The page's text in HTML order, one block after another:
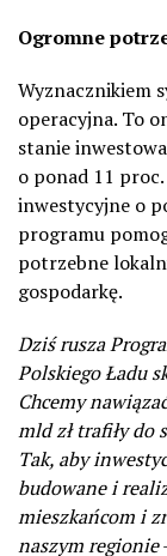
Ogromne
Wyznacznikiem
operacyjna. To
stanie
o ponad 11 proc.
inwestycyjne o
programu
potrzebne
gospodarkę.
Dziś rusza
Polskiego Ładu
Chcemy
mld zł trafiły do
Tak, aby
budowane i
mieszkańcom i
naszym regionie